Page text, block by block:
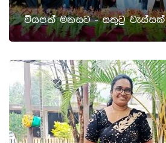
වියපත් මනසට - සතුටු වැස්සක්